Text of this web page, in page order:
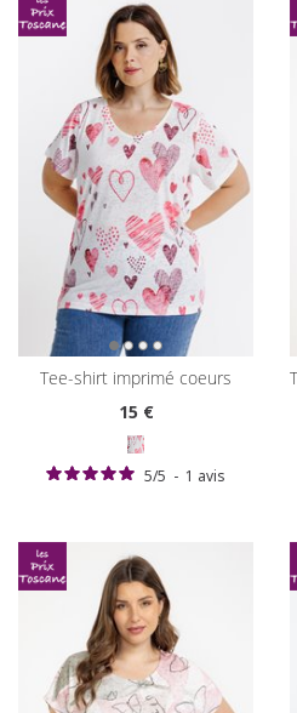
tee-shirt imprimé coeurs
15€
5/5 - 1 avis